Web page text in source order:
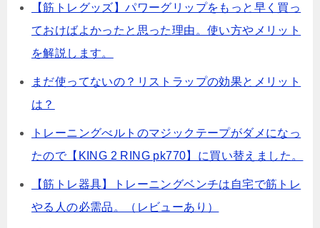
【筋トレグッズ】パワーグリップをもっと早く買っ
ておけばよかったと思った理由。使い方やメリット
を解説します。
まだ使ってないの？リストラップの効果とメリット
は？
トレーニングべルトのマジックテープがダメになっ
たので【KING 2 RING pk770】に買い替えました。
【筋トレ器具】トレーニングベンチは自宅で筋トレ
やる人の必需品。（レビューあり）